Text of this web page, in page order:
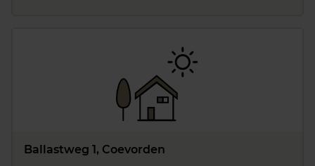
Ballastweg 1, Coevorden